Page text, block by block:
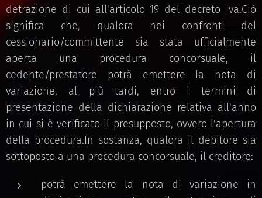
detrazione di cui all'articolo 19 del decreto Iva.Ciò
significa che, qualora nei confronti del
cessionario/committente sia stata ufficialmente
aperta una procedura concorsuale, il
cedente/prestatore potrà emettere la nota di
variazione, al più tardi, entro i termini di
presentazione della dichiarazione relativa all'anno
in cui si è verificato il presupposto, ovvero l'apertura
della procedura.In sostanza, qualora il debitore sia
sottoposto a una procedura concorsuale, il creditore:
potrà emettere la nota di variazione in